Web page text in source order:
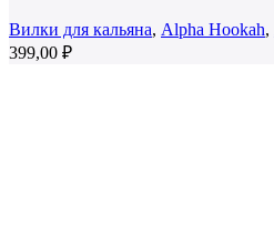
Вилки для кальяна, Alpha Hookah,
399,00 ₽